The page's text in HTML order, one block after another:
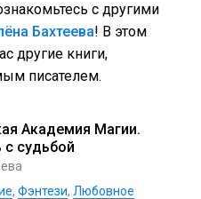
с другими
Бахтеева! В этом
другие книги,
писателем.
Академия Магии.
с судьбой
, Фэнтези, Любовное